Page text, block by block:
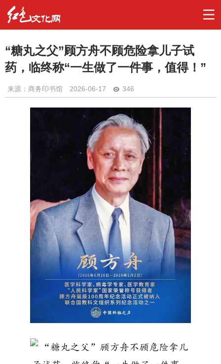
“糖丸之父”顾方舟不顾危险拿儿子试
药，临终称“一生做了一件事，值得！”
来源：商务印书馆 2026-06-17 346